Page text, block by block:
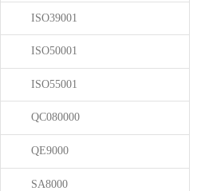
ISO39001
ISO50001
ISO55001
QC080000
QE9000
SA8000